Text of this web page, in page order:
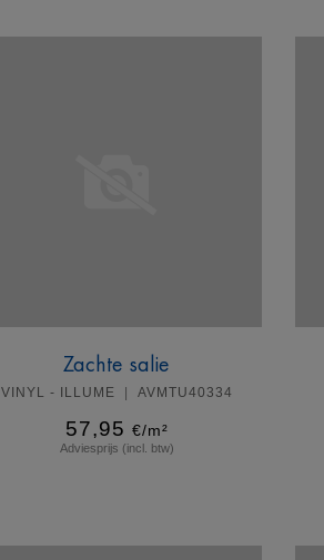
Zachte salie
VINYL - ILLUME AVMTU40334
57,95 €/m²
Adviesprijs (incl. btw)